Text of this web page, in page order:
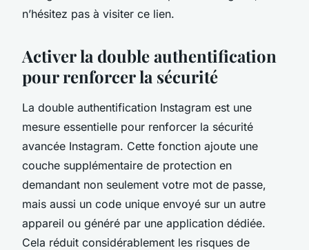
n’hésitez pas à visiter ce lien.
Activer la double authentification
pour renforcer la sécurité
La double authentification Instagram est une
mesure essentielle pour renforcer la sécurité
avancée Instagram. Cette fonction ajoute une
couche supplémentaire de protection en
demandant non seulement votre mot de passe,
mais aussi un code unique envoyé sur un autre
appareil ou généré par une application dédiée.
Cela réduit considérablement les risques de